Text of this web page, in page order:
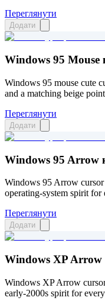
Переглянути
Додати
Windows 95 Mouse
Windows 95 mouse cute
and a matching beige
Переглянути
Додати
Windows 95 Arrow
Windows 95 Arrow
operating-system spirit for
Переглянути
Додати
Windows XP Arrow
Windows XP Arrow
early-2000s spirit for